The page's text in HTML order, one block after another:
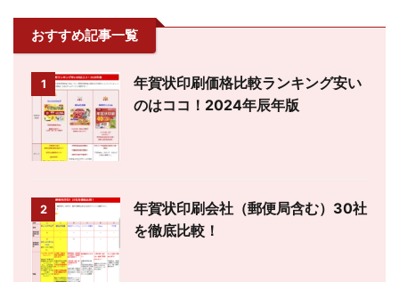
おすすめ記事一覧
1
年賀状印刷価格比較ランキング安い
のはココ！2024年辰年版
2
年賀状印刷会社（郵便局含む）30社
を徹底比較！